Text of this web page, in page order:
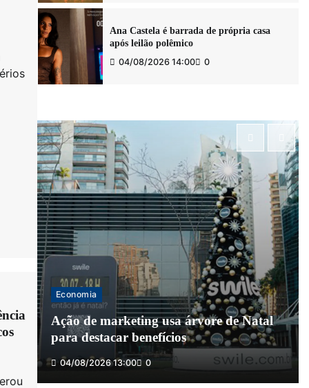
Ana Castela é barrada de própria casa
após leilão polêmico
04/08/2026 14:00 0
podem trazer mudanças rápidas
05/08/2026 06:00
Petróleo fecha com queda de 5% após
negociações EUA-Irã
04/08/2026 16:00 0
Centenas de munições da II Guerra
Mundial encontradas na França
04/08/2026 15:00 0
Ana Castela é barrada de própria casa
após leilão polêmico
Economia
Ação de marketing usa árvore de Natal
para destacar benefícios
04/08/2026 13:00 0